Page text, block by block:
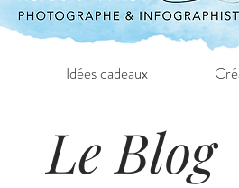
Idées cadeaux
Le Blog